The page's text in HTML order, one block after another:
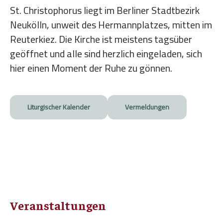
St. Christophorus liegt im Berliner Stadtbezirk
Neukölln, unweit des Hermannplatzes, mitten im
Reuterkiez. Die Kirche ist meistens tagsüber
geöffnet und alle sind herzlich eingeladen, sich
hier einen Moment der Ruhe zu gönnen.
Liturgischer Kalender Vermeldungen
Veranstaltungen